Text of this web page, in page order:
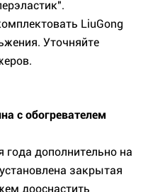
LiuGong
Уточняйте
с обогревателем
дополнительно на
закрытая
дооснастить